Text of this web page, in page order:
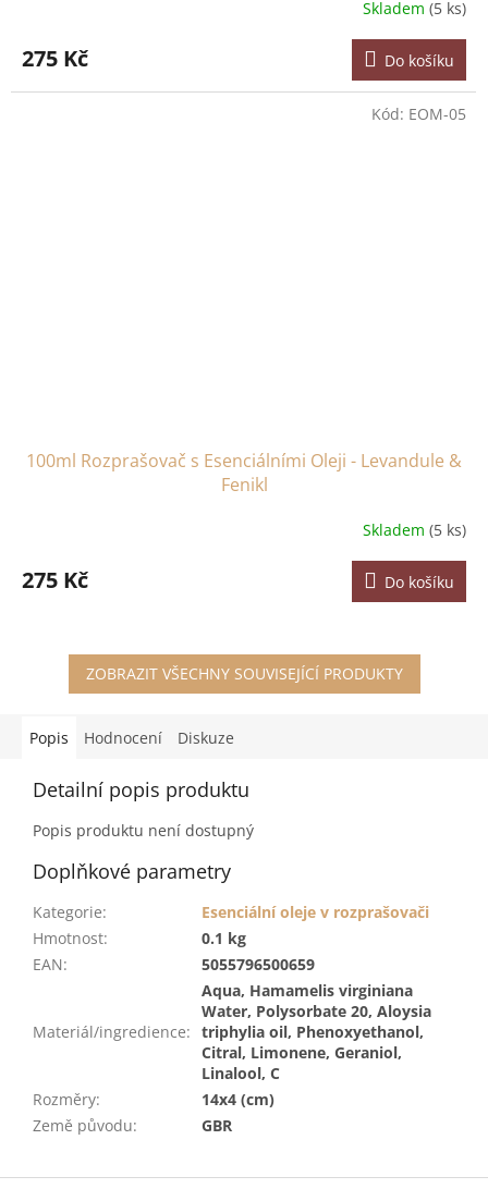
Skladem (5 ks)
275 Kč Do košíku
100ml Rozprašovač s Esenciálními Oleji - Levandule &
Fenikl
Skladem (5 ks)
275 Kč Do košíku
Kód: EOM-05
ZOBRAZIT VŠECHNY SOUVISEJÍCÍ PRODUKTY
Popis Hodnocení Diskuze
Detailní popis produktu
Popis produktu není dostupný
Doplňkové parametry
Kategorie:
Esenciální oleje v rozprašovači
Hmotnost:
0.1 kg
EAN: 5055796500659
Materiál/ingredience:
Aqua, Hamamelis virginiana
Water, Polysorbate 20, Aloysia
triphylia oil, Phenoxyethanol,
Citral, Limonene, Geraniol,
Linalool, C
Rozměry:
14x4 (cm)
Země původu: GBR
Z